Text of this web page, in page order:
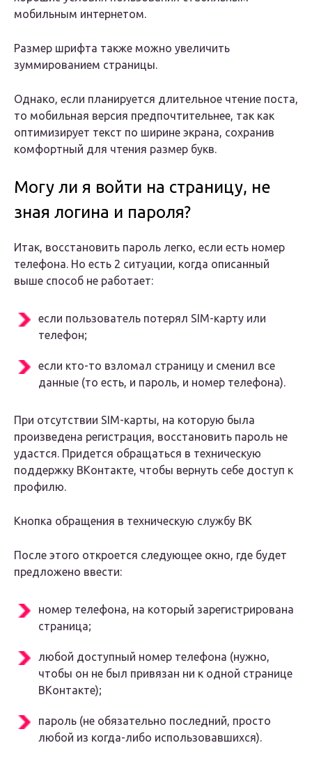
мобильным интернетом.
Размер шрифта также можно увеличить
зуммированием страницы.
Однако, если планируется длительное чтение поста,
то мобильная версия предпочтительнее, так как
оптимизирует текст по ширине экрана, сохранив
комфортный для чтения размер букв.
Могу ли я войти на страницу, не
зная логина и пароля?
Итак, восстановить пароль легко, если есть номер
телефона. Но есть 2 ситуации, когда описанный
выше способ не работает:
если пользователь потерял SIM-карту или
телефон;
если кто-то взломал страницу и сменил все
данные (то есть, и пароль, и номер телефона).
При отсутствии SIM-карты, на которую была
произведена регистрация, восстановить пароль не
удастся. Придется обращаться в техническую
поддержку ВКонтакте, чтобы вернуть себе доступ к
профилю.
Кнопка обращения в техническую службу ВК
После этого откроется следующее окно, где будет
предложено ввести:
номер телефона, на который зарегистрирована
страница;
любой доступный номер телефона (нужно,
чтобы он не был привязан ни к одной странице
ВКонтакте);
пароль (не обязательно последний, просто
любой из когда-либо использовавшихся).